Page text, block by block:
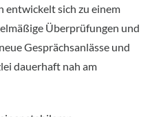
entwickelt sich zu einem
Überprüfungen und
Gesprächsanlässe und
dauerhaft nah am